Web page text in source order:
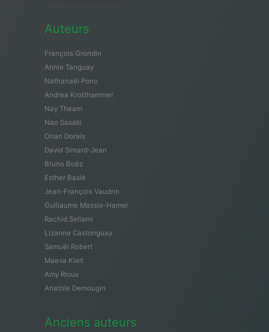
Auteurs
François Grondin
Annie Tanguay
Nathanaël Pono
Andrea Krotthammer
Nay Theam
Nao Sasaki
Orian Dorais
David Simard-Jean
Bruno Boëz
Esther Baslé
Jean-François Vaudrin
Guillaume Massie-Hamel
Rachid Sellami
Lizanne Castonguay
Samuël Robert
Maeva Kleit
Amy Rioux
Anatole Demougin
Anciens auteurs